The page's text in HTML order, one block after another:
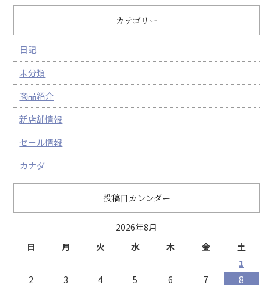
カテゴリー
日記
未分類
商品紹介
新店舗情報
セール情報
カナダ
投稿日カレンダー
2026年8月
日
月 火 水 木 金
土
1
2
3 4 5 6 7 8